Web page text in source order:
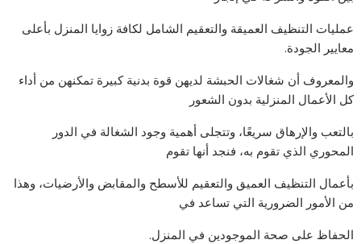
عمليات التنظيف العميقة والتعقيم الشامل لكافة زوايا المنزل بأعلى
معايير الجودة.
والمعروف أن شغالات الحبشة لديهن قوة بدنية كبيرة تمكنهن من أداء
كل الأعمال المنزلية بدون الشعور
بالتعب والإرهاق سريعًا، وتتجلى أهمية وجود الشغالة في الدور
المحوري الذي تقوم به، فنجد أنها تقوم
بأعمال التنظيف العميق والتعقيم للأسطح والمقابض والأرضيات، وهذا
من الأمور الضرورية التي تساعد في
الحفاظ على صحة الموجودين في المنزل.